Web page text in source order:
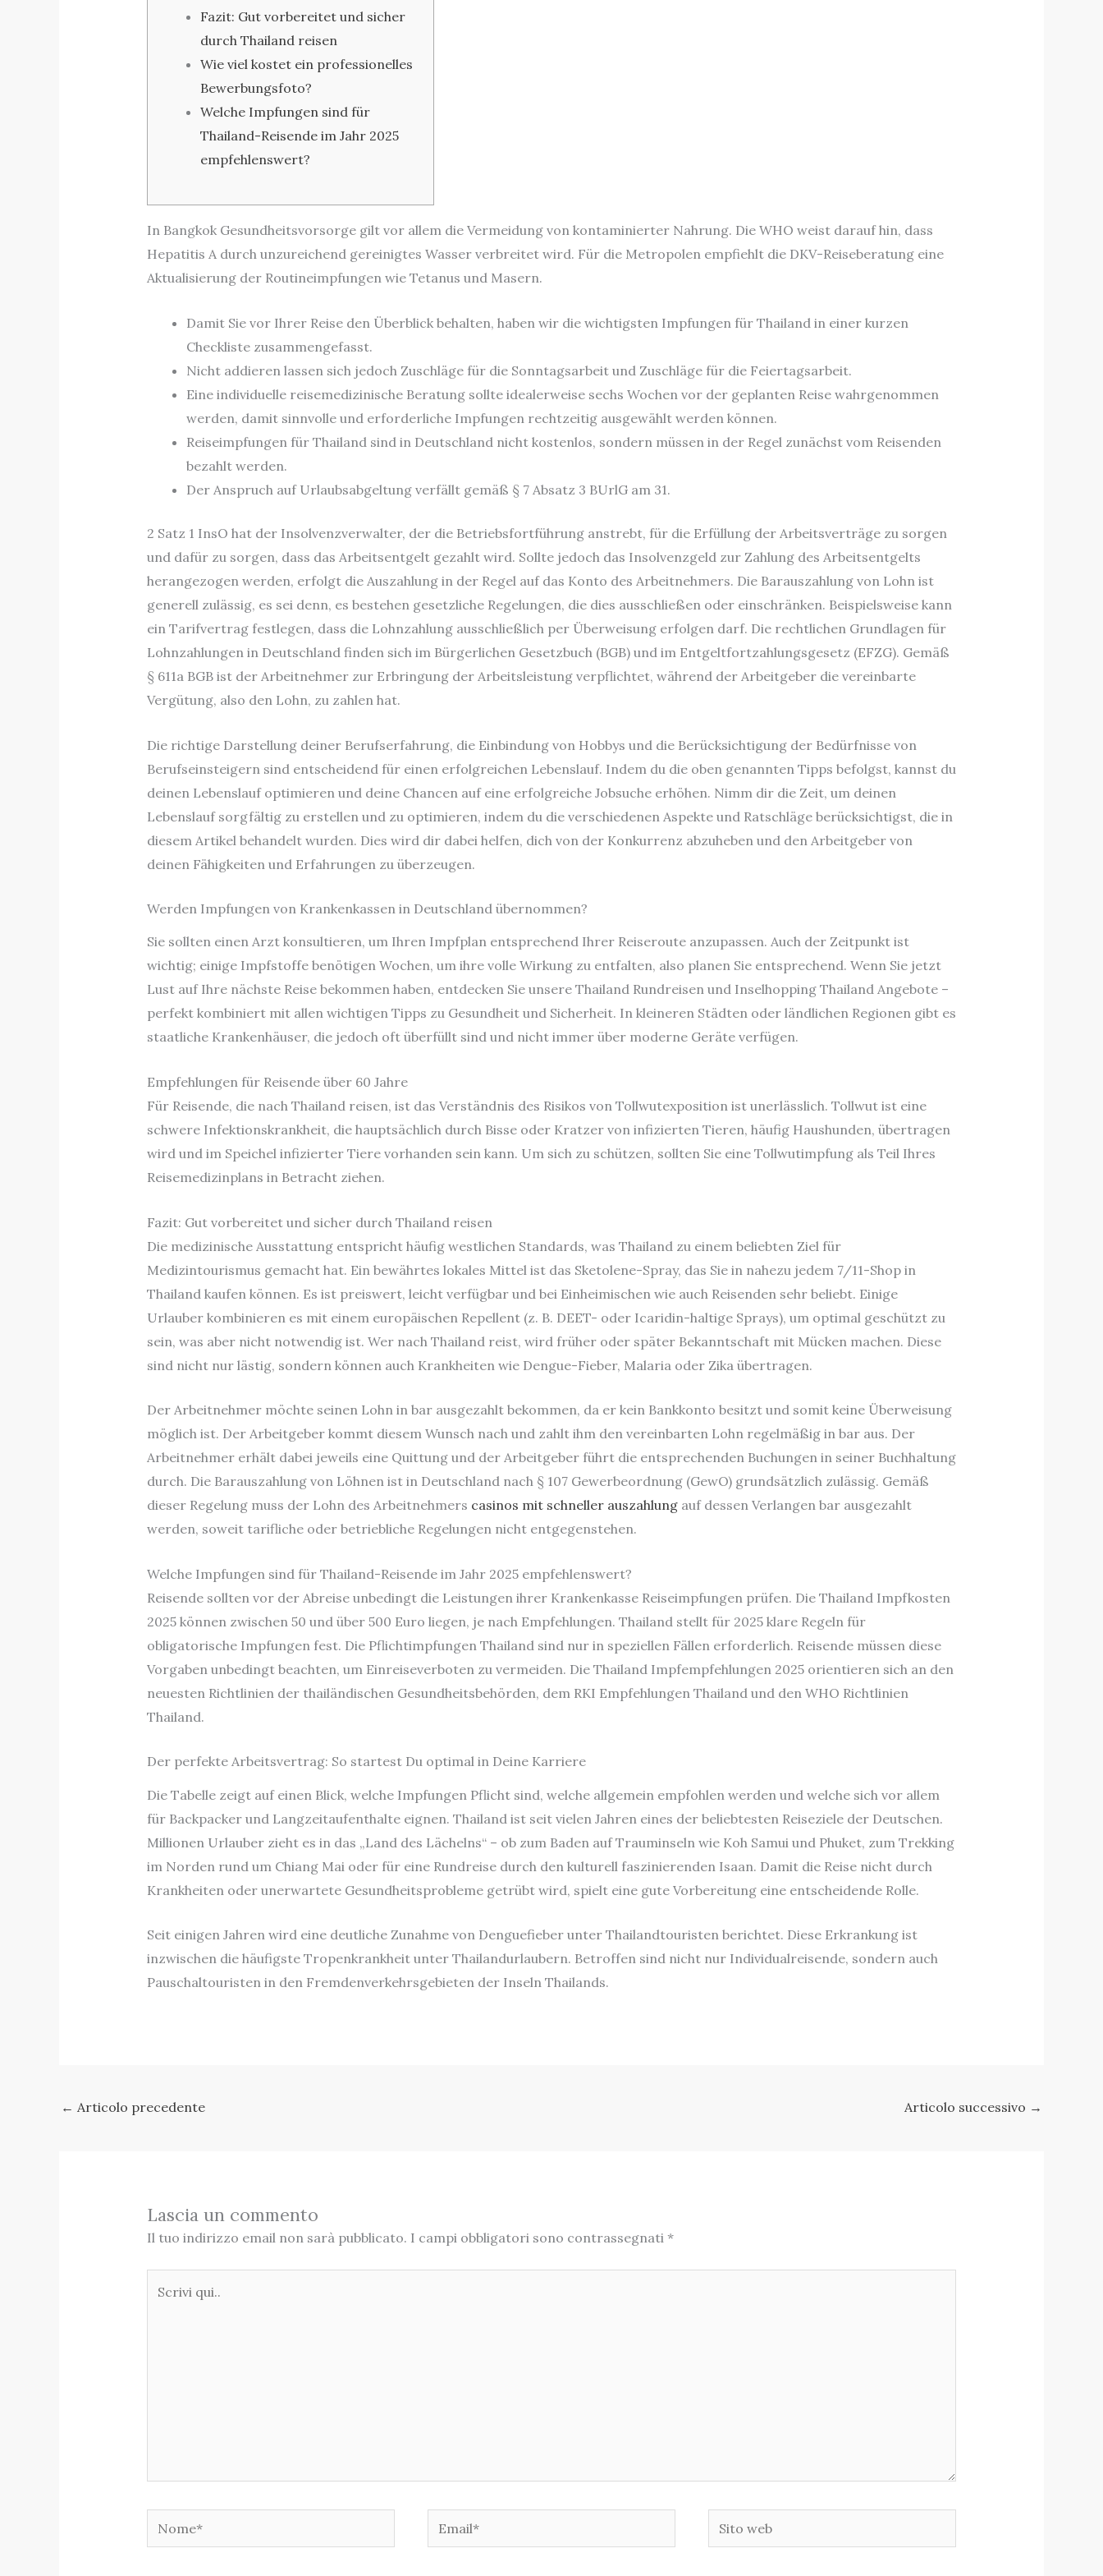
Fazit: Gut vorbereitet und sicher
durch Thailand reisen
Wie viel kostet ein professionelles
Bewerbungsfoto?
Welche Impfungen sind für
Thailand-Reisende im Jahr 2025
empfehlenswert?
In Bangkok Gesundheitsvorsorge gilt vor allem die Vermeidung von kontaminierter Nahrung. Die WHO weist darauf hin, dass
Hepatitis A durch unzureichend gereinigtes Wasser verbreitet wird. Für die Metropolen empfiehlt die DKV-Reiseberatung eine
Aktualisierung der Routineimpfungen wie Tetanus und Masern.
Damit Sie vor Ihrer Reise den Überblick behalten, haben wir die wichtigsten Impfungen für Thailand in einer kurzen
Checkliste zusammengefasst.
Nicht addieren lassen sich jedoch Zuschläge für die Sonntagsarbeit und Zuschläge für die Feiertagsarbeit.
Eine individuelle reisemedizinische Beratung sollte idealerweise sechs Wochen vor der geplanten Reise wahrgenommen
werden, damit sinnvolle und erforderliche Impfungen rechtzeitig ausgewählt werden können.
Reiseimpfungen für Thailand sind in Deutschland nicht kostenlos, sondern müssen in der Regel zunächst vom Reisenden
bezahlt werden.
Der Anspruch auf Urlaubsabgeltung verfällt gemäß § 7 Absatz 3 BUrlG am 31.
2 Satz 1 InsO hat der Insolvenzverwalter, der die Betriebsfortführung anstrebt, für die Erfüllung der Arbeitsverträge zu sorgen
und dafür zu sorgen, dass das Arbeitsentgelt gezahlt wird. Sollte jedoch das Insolvenzgeld zur Zahlung des Arbeitsentgelts
herangezogen werden, erfolgt die Auszahlung in der Regel auf das Konto des Arbeitnehmers. Die Barauszahlung von Lohn ist
generell zulässig, es sei denn, es bestehen gesetzliche Regelungen, die dies ausschließen oder einschränken. Beispielsweise kann
ein Tarifvertrag festlegen, dass die Lohnzahlung ausschließlich per Überweisung erfolgen darf. Die rechtlichen Grundlagen für
Lohnzahlungen in Deutschland finden sich im Bürgerlichen Gesetzbuch (BGB) und im Entgeltfortzahlungsgesetz (EFZG). Gemäß
§ 611a BGB ist der Arbeitnehmer zur Erbringung der Arbeitsleistung verpflichtet, während der Arbeitgeber die vereinbarte
Vergütung, also den Lohn, zu zahlen hat.
Die richtige Darstellung deiner Berufserfahrung, die Einbindung von Hobbys und die Berücksichtigung der Bedürfnisse von
Berufseinsteigern sind entscheidend für einen erfolgreichen Lebenslauf. Indem du die oben genannten Tipps befolgst, kannst du
deinen Lebenslauf optimieren und deine Chancen auf eine erfolgreiche Jobsuche erhöhen. Nimm dir die Zeit, um deinen
Lebenslauf sorgfältig zu erstellen und zu optimieren, indem du die verschiedenen Aspekte und Ratschläge berücksichtigst, die in
diesem Artikel behandelt wurden. Dies wird dir dabei helfen, dich von der Konkurrenz abzuheben und den Arbeitgeber von
deinen Fähigkeiten und Erfahrungen zu überzeugen.
Werden Impfungen von Krankenkassen in Deutschland übernommen?
Sie sollten einen Arzt konsultieren, um Ihren Impfplan entsprechend Ihrer Reiseroute anzupassen. Auch der Zeitpunkt ist
wichtig; einige Impfstoffe benötigen Wochen, um ihre volle Wirkung zu entfalten, also planen Sie entsprechend. Wenn Sie jetzt
Lust auf Ihre nächste Reise bekommen haben, entdecken Sie unsere Thailand Rundreisen und Inselhopping Thailand Angebote –
perfekt kombiniert mit allen wichtigen Tipps zu Gesundheit und Sicherheit. In kleineren Städten oder ländlichen Regionen gibt es
staatliche Krankenhäuser, die jedoch oft überfüllt sind und nicht immer über moderne Geräte verfügen.
Empfehlungen für Reisende über 60 Jahre
Für Reisende, die nach Thailand reisen, ist das Verständnis des Risikos von Tollwutexposition ist unerlässlich. Tollwut ist eine
schwere Infektionskrankheit, die hauptsächlich durch Bisse oder Kratzer von infizierten Tieren, häufig Haushunden, übertragen
wird und im Speichel infizierter Tiere vorhanden sein kann. Um sich zu schützen, sollten Sie eine Tollwutimpfung als Teil Ihres
Reisemedizinplans in Betracht ziehen.
Fazit: Gut vorbereitet und sicher durch Thailand reisen
Die medizinische Ausstattung entspricht häufig westlichen Standards, was Thailand zu einem beliebten Ziel für
Medizintourismus gemacht hat. Ein bewährtes lokales Mittel ist das Sketolene-Spray, das Sie in nahezu jedem 7/11-Shop in
Thailand kaufen können. Es ist preiswert, leicht verfügbar und bei Einheimischen wie auch Reisenden sehr beliebt. Einige
Urlauber kombinieren es mit einem europäischen Repellent (z. B. DEET- oder Icaridin-haltige Sprays), um optimal geschützt zu
sein, was aber nicht notwendig ist. Wer nach Thailand reist, wird früher oder später Bekanntschaft mit Mücken machen. Diese
sind nicht nur lästig, sondern können auch Krankheiten wie Dengue-Fieber, Malaria oder Zika übertragen.
Der Arbeitnehmer möchte seinen Lohn in bar ausgezahlt bekommen, da er kein Bankkonto besitzt und somit keine Überweisung
möglich ist. Der Arbeitgeber kommt diesem Wunsch nach und zahlt ihm den vereinbarten Lohn regelmäßig in bar aus. Der
Arbeitnehmer erhält dabei jeweils eine Quittung und der Arbeitgeber führt die entsprechenden Buchungen in seiner Buchhaltung
durch. Die Barauszahlung von Löhnen ist in Deutschland nach § 107 Gewerbeordnung (GewO) grundsätzlich zulässig. Gemäß
dieser Regelung muss der Lohn des Arbeitnehmers casinos mit schneller auszahlungauf dessen Verlangen bar ausgezahlt
werden, soweit tarifliche oder betriebliche Regelungen nicht entgegenstehen.
Welche Impfungen sind für Thailand-Reisende im Jahr 2025 empfehlenswert?
Reisende sollten vor der Abreise unbedingt die Leistungen ihrer Krankenkasse Reiseimpfungen prüfen. Die Thailand Impfkosten
2025 können zwischen 50 und über 500 Euro liegen, je nach Empfehlungen. Thailand stellt für 2025 klare Regeln für
obligatorische Impfungen fest. Die Pflichtimpfungen Thailand sind nur in speziellen Fällen erforderlich. Reisende müssen diese
Vorgaben unbedingt beachten, um Einreiseverboten zu vermeiden. Die Thailand Impfempfehlungen 2025 orientieren sich an den
neuesten Richtlinien der thailändischen Gesundheitsbehörden, dem RKI Empfehlungen Thailand und den WHO Richtlinien
Thailand.
Der perfekte Arbeitsvertrag: So startest Du optimal in Deine Karriere
Die Tabelle zeigt auf einen Blick, welche Impfungen Pflicht sind, welche allgemein empfohlen werden und welche sich vor allem
für Backpacker und Langzeitaufenthalte eignen. Thailand ist seit vielen Jahren eines der beliebtesten Reiseziele der Deutschen.
Millionen Urlauber zieht es in das „Land des Lächelns“ – ob zum Baden auf Trauminseln wie Koh Samui und Phuket, zum Trekking
im Norden rund um Chiang Mai oder für eine Rundreise durch den kulturell faszinierenden Isaan. Damit die Reise nicht durch
Krankheiten oder unerwartete Gesundheitsprobleme getrübt wird, spielt eine gute Vorbereitung eine entscheidende Rolle.
Seit einigen Jahren wird eine deutliche Zunahme von Denguefieber unter Thailandtouristen berichtet. Diese Erkrankung ist
inzwischen die häufigste Tropenkrankheit unter Thailandurlaubern. Betroffen sind nicht nur Individualreisende, sondern auch
Pauschaltouristen in den Fremdenverkehrsgebieten der Inseln Thailands.
← Articolo precedente Articolo successivo →
Lascia un commento
Il tuo indirizzo email non sarà pubblicato. I campi obbligatori sono contrassegnati *
web